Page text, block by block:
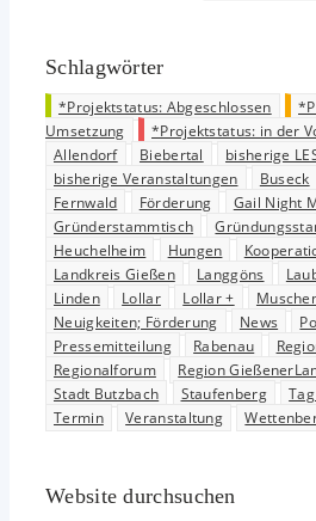
Schlagwörter
*Projektstatus: Abgeschlossen
Umsetzung
*Projektstatus: in der
Allendorf
Biebertal
bisherige
bisherige Veranstaltungen
Buseck
Fernwald
Förderung Gail Night
Gründerstammtisch
Heuchelheim
Hungen
Landkreis Gießen
Langgöns
Linden
Lollar Lollar +
Neuigkeiten; Förderung
News
Pressemitteilung
Rabenau
Regionalforum
Region
Stadt Butzbach
Staufenberg
Termin
Veranstaltung
Website durchsuchen